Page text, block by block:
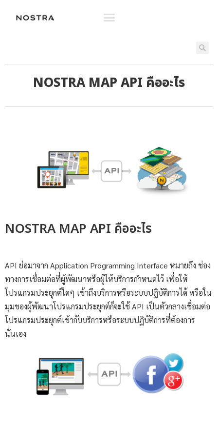
NOSTRA MAP API คืออะไร
NOSTRA MAP API คืออะไร
API ย่อมาจาก Application Programming Interface หมายถึง ช่อง
ทางการเชื่อมต่อที่ผู้พัฒนาหรือผู้ให้บริการกำหนดไว้ เพื่อให้
โปรแกรมประยุกต์ใดๆ เข้าถึงบริการหรือระบบปฏิบัติการได้ หรือใน
มุมของผู้พัฒนาโปรแกรมประยุกต์ก็จะใช้ API เป็นตัวกลางเชื่อมต่อ
โปรแกรมประยุกต์เข้ากับบริการหรือระบบปฏิบัติการที่ต้องการ
นั่นเอง